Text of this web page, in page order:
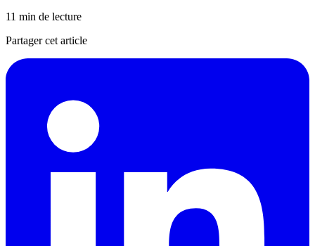
11 min de lecture
Partager cet article